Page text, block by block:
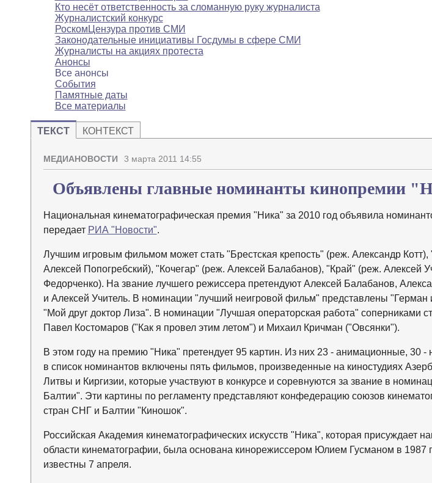
Кто несёт ответственность за сломанную руку журналиста
Журналистский конкурс
РоскомЦензура против СМИ
Законодательные инициативы Госдумы в сфере СМИ
Журналисты на акциях протеста
Анонсы
Все анонсы
События
Памятные даты
Все материалы
ТЕКСТ КОНТЕКСТ
МЕДИАНОВОСТИ 3 марта 2011 14:55
Объявлены главные номинанты кинопремии
Национальная кинематографическая премия "Ника" за 2010 год объявила
передает РИА "Новости".
Лучшим игровым фильмом может стать "Брестская крепость" (реж. Александр Котт),
Алексей Попогребский), "Кочегар" (реж. Алексей Балабанов), "Край" (реж. Алексей
Федорченко). На звание лучшего режиссера претендуют Алексей Балабанов,
и Алексей Учитель. В номинации "лучший неигровой фильм" представлены
"Мой друг доктор Лиза". В номинации "Лучшая операторская работа" соперниками
Павел Костомаров ("Как я провел этим летом") и Михаил Кричман ("Овсянки").
В этом году на премию "Ника" претендует 95 картин. Из них 23 - анимационные, 30
в список номинантов включены пять фильмов, произведенные на киностудиях
Литвы и Киргизии, которые участвуют в конкурсе и соревнуются за звание в
Балтии". Эти картины по регламенту представляют конфедерацию союзов
стран СНГ и Балтии "Киношок".
Российская Академия кинематографических искусств "Ника", которая присуждает
области кинематографии, была основана кинорежиссером Юлием Гусманом в 1987
известны 7 апреля.